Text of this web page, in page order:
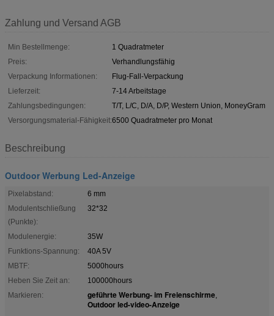
Zahlung und Versand AGB
Min Bestellmenge:
1 Quadratmeter
Preis:
Verhandlungsfähig
Verpackung Informationen:
Flug-Fall-Verpackung
Lieferzeit:
7-14 Arbeitstage
Zahlungsbedingungen:
T/T, L/C, D/A, D/P, Western Union, MoneyGram
Versorgungsmaterial-Fähigkeit:6500 Quadratmeter pro Monat
Beschreibung
Outdoor Werbung Led-Anzeige
Pixelabstand:
6 mm
Modulentschließung
(Punkte):
32*32
Modulenergie:
35W
Funktions-Spannung:
40A 5V
MBTF:
5000hours
Heben Sie Zeit an:
100000hours
Markieren:
geführte Werbung- im Freienschirme,
Outdoor led-video-Anzeige